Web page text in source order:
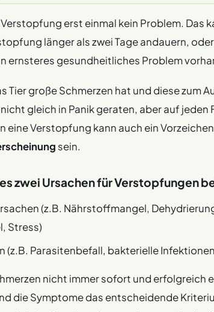
erst einmal kein Problem. Das
länger als zwei Tage andauern,
ernsteres gesundheitliches Problem
Tier große Schmerzen hat und diese zum
gleich in Panik geraten, aber auf jeden
eine Verstopfung kann auch ein
sein.
zwei Ursachen für Verstopfungen
(z.B. Nährstoffmangel,
Stress)
(z.B. Parasitenbefall, bakterielle
nicht immer sofort und erfolgreich
die Symptome das entscheidende